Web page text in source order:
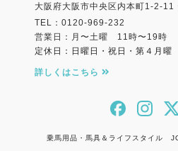
大阪府大阪市中央区内本町1-2-11
TEL：0120-969-232
営業日：月〜土曜 11時〜19時
定休日：日曜日・祝日・第４月曜
詳しくはこちら
乗馬用品・馬具＆ライフスタイル